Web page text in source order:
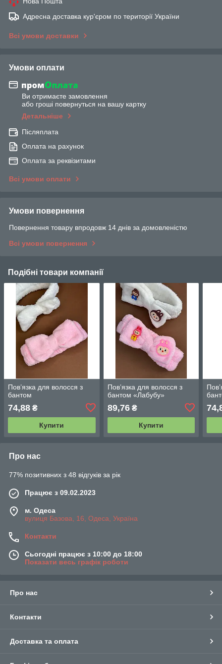
Адресна доставка кур'єром по території України
Всі умови доставки
Умови оплати
Ви отримаєте замовлення
або гроші повернуться на вашу картку
Детальніше
Післяплата
Оплата на рахунок
Оплата за реквізитами
Всі умови оплати
Умови повернення
Повернення товару впродовж 14 днів за домовленістю
Всі умови повернення
Подібні товари компанії
Пов’язка для волосся з
бантом
74,88 ₴
Купити
Пов’язка для волосся з
бантом «Лабубу»
89,76₴
Купити
Про нас
77% позитивних з 48 відгуків за рік
Працює з 09.02.2023
м. Одеса
вулиця Базова, 16, Одеса, Україна
Контакти
Сьогодні працює з 10:00 до 18:00
Показати весь графік роботи
Про нас
Контакти
Доставка та оплата